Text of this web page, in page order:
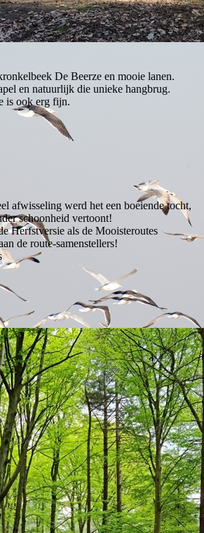
De Beerze en mooie lanen.
en natuurlijk die unieke hangbrug.
is ook erg fijn.
afwisseling werd het een boeiende tocht,
schoonheid vertoont!
Herfstversie als de Mooisteroutes
de route-samenstellers!